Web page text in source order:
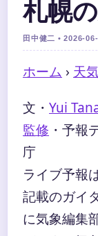
札幌
田中健二 • 2026-
ホーム › 天気
文・ Yui
監修 ・ 予報
庁
ライブ予報
記載のガイ
に気象編集